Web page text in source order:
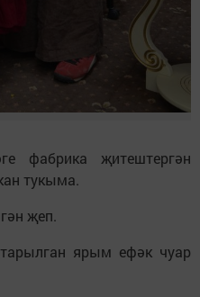
фабрика җитештергән
тукыма.
җеп.
ярым ефәк чуар